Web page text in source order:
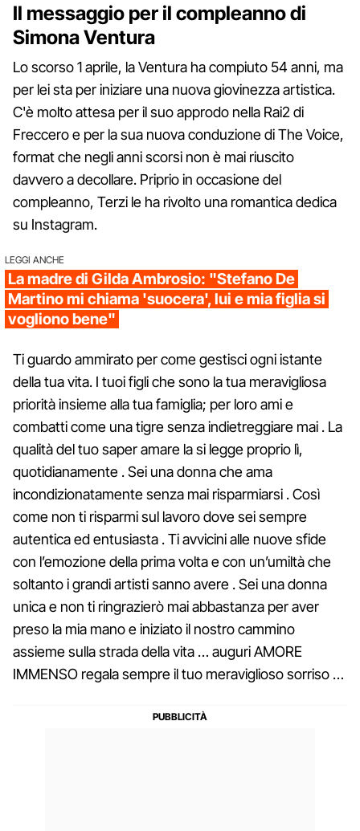
Il messaggio per il compleanno di
Simona Ventura
Lo scorso 1 aprile, la Ventura ha compiuto 54 anni, ma
per lei sta per iniziare una nuova giovinezza artistica.
C'è molto attesa per il suo approdo nella Rai2 di
Freccero e per la sua nuova conduzione di The Voice,
format che negli anni scorsi non è mai riuscito
davvero a decollare. Priprio in occasione del
compleanno, Terzi le ha rivolto una romantica dedica
su Instagram.
LEGGI ANCHE
La madre di Gilda Ambrosio: "Stefano De
Martino mi chiama 'suocera', lui e mia figlia si
vogliono bene"
Ti guardo ammirato per come gestisci ogni istante
della tua vita. I tuoi figli che sono la tua meravigliosa
priorità insieme alla tua famiglia; per loro ami e
combatti come una tigre senza indietreggiare mai . La
qualità del tuo saper amare la si legge proprio lì,
quotidianamente . Sei una donna che ama
incondizionatamente senza mai risparmiarsi . Così
come non ti risparmi sul lavoro dove sei sempre
autentica ed entusiasta . Ti avvicini alle nuove sfide
con l’emozione della prima volta e con un’umiltà che
soltanto i grandi artisti sanno avere . Sei una donna
unica e non ti ringrazierò mai abbastanza per aver
preso la mia mano e iniziato il nostro cammino
assieme sulla strada della vita … auguri AMORE
IMMENSO regala sempre il tuo meraviglioso sorriso …